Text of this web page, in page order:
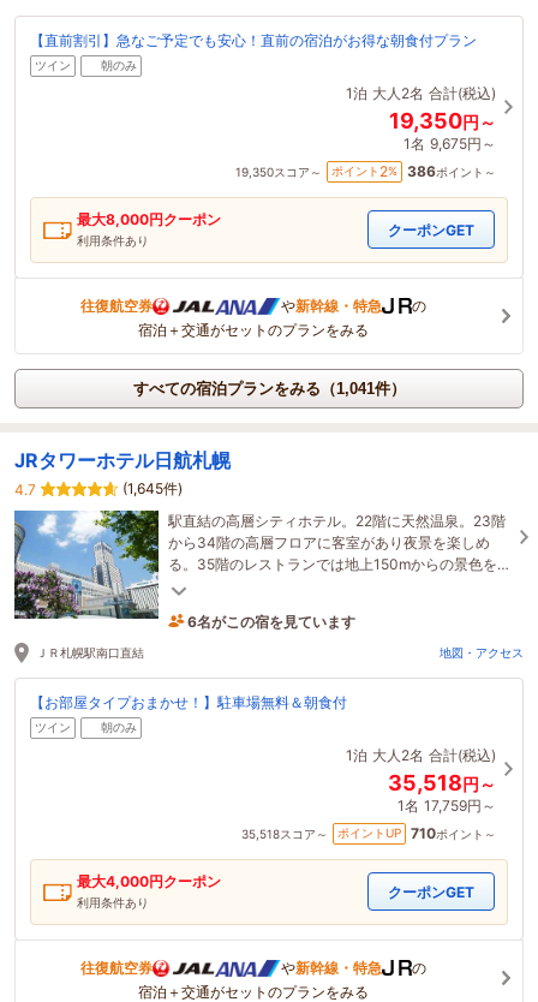
【直前割引】急なご予定でも安心！直前の宿泊がお得な朝食付プラン
ツイン 朝のみ
1泊 大人2名 合計(税込)
19,350円～
1名 9,675円～
19,350スコア～ ポイント 2% 386ポイント～
最大8,000円クーポン
利用条件あり
クーポンGET
往復航空券 や新幹線・特急
の
宿泊＋交通がセットのプランをみる
すべての宿泊プランをみる（1,041件）
JRタワーホテル日航札幌
4.7
(1,645件)
駅直結の高層シティホテル。22階に天然温泉。23階
から34階の高層フロアに客室があり夜景を楽しめ
る。35階のレストランでは地上150mからの景色を眺
めながらこだわりの朝食を。観光や特別な日の宿泊
6名がこの宿を見ています
ＪＲ札幌駅南口直結 地図・アクセス
【お部屋タイプおまかせ！】駐車場無料＆朝食付
ツイン 朝のみ
1泊 大人2名 合計(税込)
35,518円～
1名 17,759円～
35,518スコア～ ポイントUP 710ポイント～
最大4,000円クーポン
利用条件あり
クーポンGET
往復航空券 や新幹線・特急
の
宿泊＋交通がセットのプランをみる